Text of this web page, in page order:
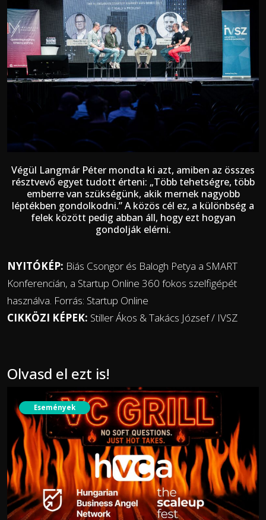
Végül Langmár Péter mondta ki azt, amiben az összes
résztvevő egyet tudott érteni: „Több tehetségre, több
emberre van szükségünk, akik mernek nagyobb
léptékben gondolkodni.” A közös cél ez, a különbség a
felek között pedig abban áll, hogy ezt hogyan
gondolják elérni.
NYITÓKÉP: Biás Csongor és Balogh Petya a SMART
Konferencián, a Startup Online 360 fokos szelfigépét
használva. Forrás: Startup Online
CIKKÖZI KÉPEK: Stiller Ákos & Takács József / IVSZ
Olvasd el ezt is!
Események